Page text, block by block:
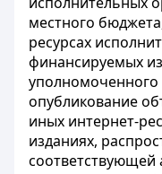
местного
ресурсах
финансируемых
опубликование
иных интернет-
изданиях,
соответствующей